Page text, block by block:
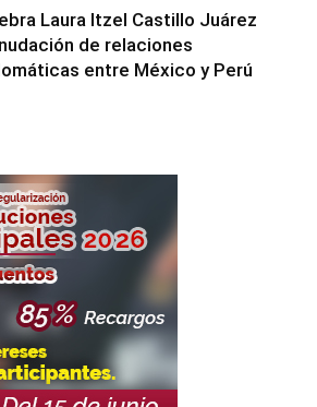
Laura Itzel Castillo Juárez
de relaciones
entre México y Perú